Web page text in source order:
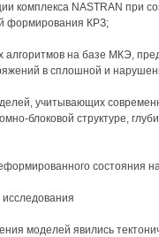
комплекса NASTRAN при
формирования КРЗ;
алгоритмов на базе МКЭ,
в сплошной и
учитывающих
блоковой структуре,
состояния
моделей явились